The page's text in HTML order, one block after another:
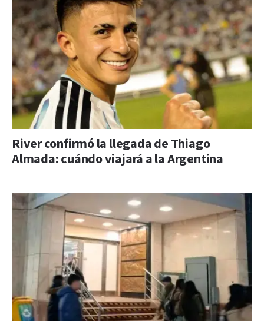
River confirmó la llegada de Thiago
Almada: cuándo viajará a la Argentina